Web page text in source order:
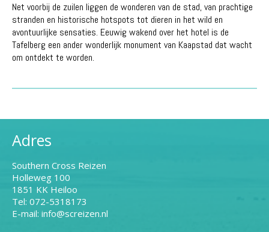
Net voorbij de zuilen liggen de wonderen van de stad, van prachtige
stranden en historische hotspots tot dieren in het wild en
avontuurlijke sensaties. Eeuwig wakend over het hotel is de
Tafelberg een ander wonderlijk monument van Kaapstad dat wacht
om ontdekt te worden.
Adres
Southern Cross Reizen
Holleweg 100
1851 KK Heiloo
Tel: 072-5318173
E-mail: info@screizen.nl